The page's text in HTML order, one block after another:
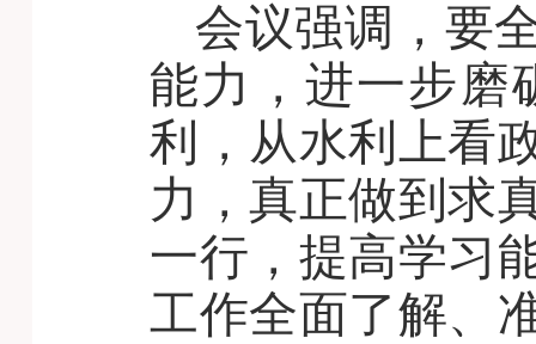
会议强调，要
能力，进一步磨
利，从水利上看
力，真正做到求
一行，提高学习
工作全面了解、